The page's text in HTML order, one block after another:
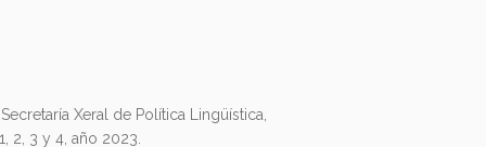
Xeral de Política Lingüística,
2, 3 y 4, año 2023.